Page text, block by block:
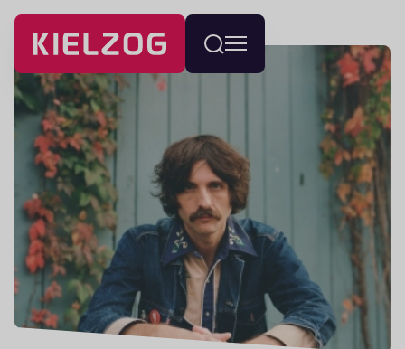
Navigatie
overslaan
Wissel
menu